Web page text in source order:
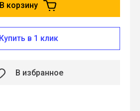
В корзину
Купить в 1 клик
В избранное